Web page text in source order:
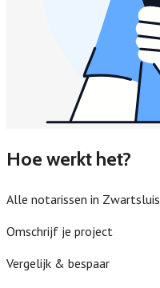
Hoe werkt het?
Alle notarissen in Zwartsluis
Omschrijf je project
Vergelijk & bespaar